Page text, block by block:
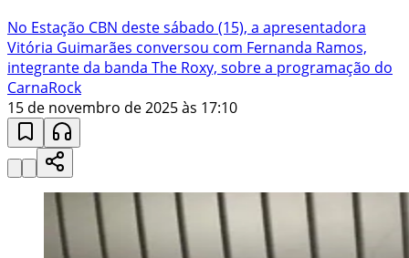
No Estação CBN deste sábado (15), a apresentadora
Vitória Guimarães conversou com Fernanda Ramos,
integrante da banda The Roxy, sobre a programação do
CarnaRock
15 de novembro de 2025 às 17:10